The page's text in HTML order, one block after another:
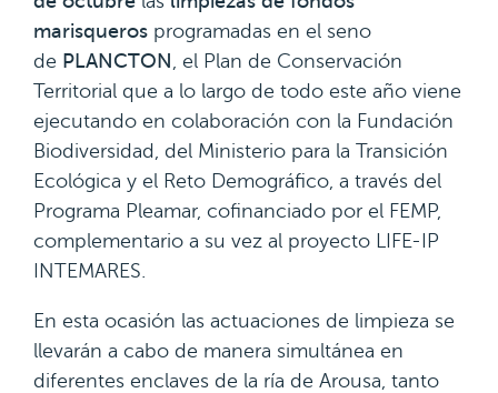
marisqueros programadas en el seno
de PLANCTON , el Plan de Conservación
Territorial que a lo largo de todo este año viene
ejecutando en colaboración con la Fundación
Biodiversidad, del Ministerio para la Transición
Ecológica y el Reto Demográfico, a través del
Programa Pleamar, cofinanciado por el FEMP,
complementario a su vez al proyecto LIFE-IP
INTEMARES.
En esta ocasión las actuaciones de limpieza se
llevarán a cabo de manera simultánea en
diferentes enclaves de la ría de Arousa, tanto